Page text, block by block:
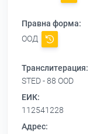
Правна форма:
ООД
Транслитерация:
STED - 88 OOD
ЕИК:
112541228
Адрес: